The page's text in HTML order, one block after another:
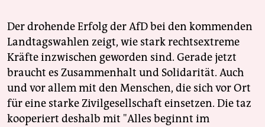
Der drohende Erfolg der AfD bei den kommenden
Landtagswahlen zeigt, wie stark rechtsextreme
Kräfte inzwischen geworden sind. Gerade jetzt
braucht es Zusammenhalt und Solidarität. Auch
und vor allem mit den Menschen, die sich vor Ort
für eine starke Zivilgesellschaft einsetzen. Die taz
kooperiert deshalb mit "Alles beginnt im